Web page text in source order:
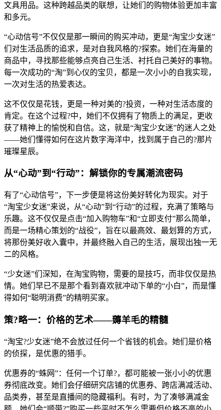
文具用品。这种跨越品类的联想，让她们的购物体验更加丰富
和多元。
“心动信号”不仅仅是那一瞬间的购买冲动，更是“淘宝少女迷”
们对生活品质的追求，是对自我风格的?探索。她们在海量的
商品中，寻找那些能够点亮自己生活、衬托自己美好的事物。
每一次成功的“淘”到心仪的宝贝，都是一次小小的自我实现，
一次对生活的热爱表达。
这不仅仅是花钱，更是一种对美的?投资，一种对生活态度的
肯定。在这个过程?中，她们不仅拥有了物质上的满足，更收
获了精神上的愉悦和自信。这，就是“淘宝少女迷”的迷人之处
——她们懂得如何在这片数字海洋中，找到属于自己的?那片
璀璨星辰。
从“心动”到“行动”：解锁你的专属潮流密码
有了“心动信号”，下一步便是将这份美好转化为现实。对于
“淘宝少女迷”来说，从“心动”到“行动”的过程，充满了策略与
乐趣。这不仅仅是点击“加入购物车”和“立即支付”那么简单，
而是一场精心策划的“战役”，旨在以最高效、最划算的方式，
将那份美好收入囊中，并最终融入自己的生活，展现出独一无
二的风格。
“少女迷”们深知，在淘宝购物，需要的是技巧，而非仅仅是热
情。她们早已不是那个看到喜欢就冲动下单的“小白”，而是懂
得如何“聪明消费”的精明买家。
策?略一：价格的艺术——薅羊毛的精髓
“淘宝?少女迷”绝不会放过任何一个省钱的机会。她们是价格
的侦探，是优惠的猎手。
优惠券的“蛛网”：任何一个订单?，都可能被一张小小的优惠
券彻底改变。她们会仔细研究店铺的优惠券、跨店满减活动、
品类券，甚至是直播间的隐藏福利。有时，为了凑够满减金